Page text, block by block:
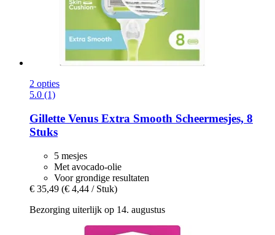
2 opties
5.0 (1)
Gillette Venus Extra Smooth Scheermesjes, 8
Stuks
5 mesjes
Met avocado-olie
Voor grondige resultaten
€ 35,49 (€ 4,44 / Stuk)
Bezorging uiterlijk op 14. augustus